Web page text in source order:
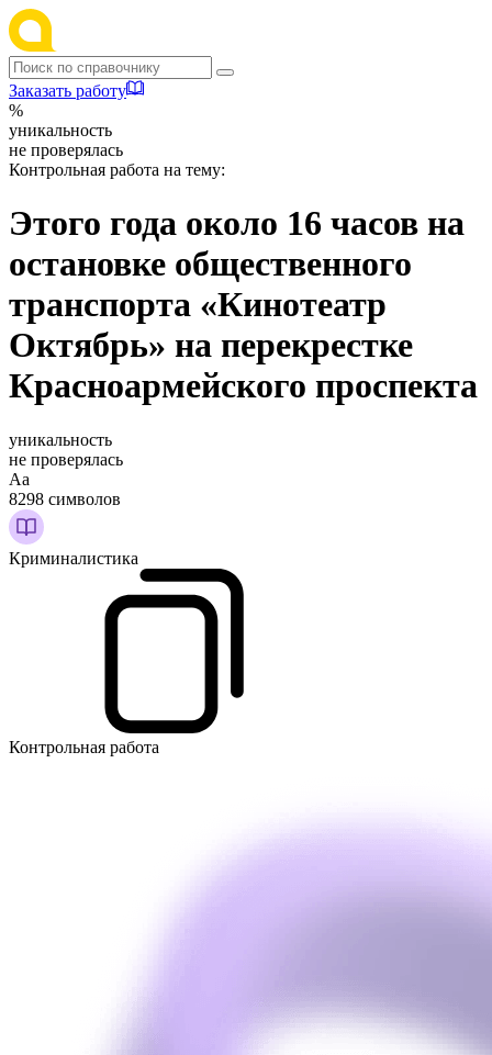
Заказать работу
%
уникальность
не проверялась
Контрольная работа на тему:
Этого года около 16 часов на
остановке общественного
транспорта «Кинотеатр
Октябрь» на перекрестке
Красноармейского проспекта
уникальность
не проверялась
Аа
8298 символов
Криминалистика
Контрольная работа